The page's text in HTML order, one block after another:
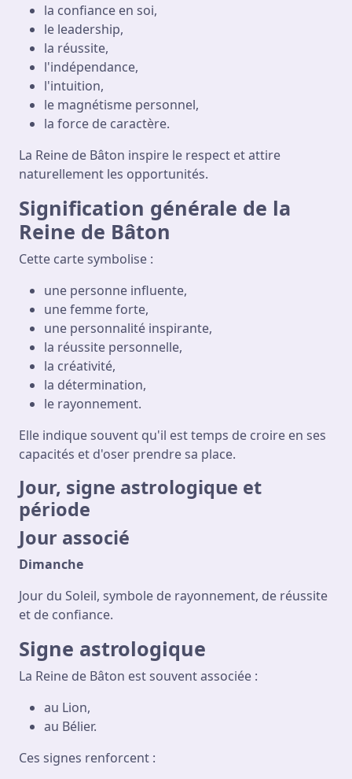
la confiance en soi,
le leadership,
la réussite,
l'indépendance,
l'intuition,
le magnétisme personnel,
la force de caractère.
La Reine de Bâton inspire le respect et attire
naturellement les opportunités.
Signification générale de la
Reine de Bâton
Cette carte symbolise :
une personne influente,
une femme forte,
une personnalité inspirante,
la réussite personnelle,
la créativité,
la détermination,
le rayonnement.
Elle indique souvent qu'il est temps de croire en ses
capacités et d'oser prendre sa place.
Jour, signe astrologique et
période
Jour associé
Dimanche
Jour du Soleil, symbole de rayonnement, de réussite
et de confiance.
Signe astrologique
La Reine de Bâton est souvent associée :
au Lion,
au Bélier.
Ces signes renforcent :